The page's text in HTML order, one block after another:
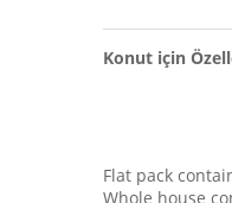
Konut için
Flat pack
Whole house